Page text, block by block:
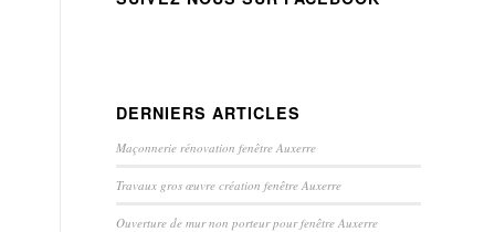
DERNIERS ARTICLES
Maçonnerie rénovation fenêtre Auxerre
Travaux gros œuvre création fenêtre Auxerre
Ouverture de mur non porteur pour fenêtre Auxerre